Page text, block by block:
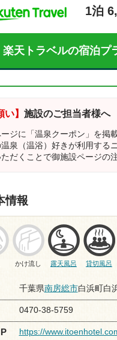
1泊
楽天トラベルの宿泊プ
い】 施設のご担当者様へ
ジに「温泉クーポン」を掲
泉（温浴）好きが利用する
だくことで御施設ページの
情報
かけ流し 露天風呂 貸切風呂
千葉県南房総市白浜町白
0470-38-5759
https://